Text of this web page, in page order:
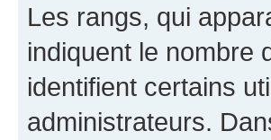
Les rangs, qui
indiquent le nombre
identifient certains
administrateurs.